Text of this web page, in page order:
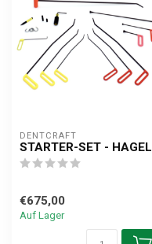
DENTCRAFT
STARTER-SET - HAGEL
€675,00
Auf Lager